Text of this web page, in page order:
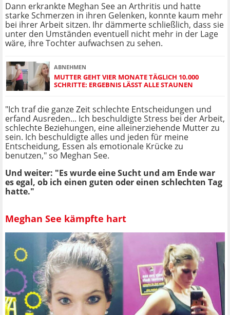
Dann erkrankte Meghan See an Arthritis und hatte
starke Schmerzen in ihren Gelenken, konnte kaum mehr
bei ihrer Arbeit sitzen. Ihr dämmerte schließlich, dass sie
unter den Umständen eventuell nicht mehr in der Lage
wäre, ihre Tochter aufwachsen zu sehen.
ABNEHMEN
MUTTER GEHT VIER MONATE TÄGLICH 10.000
SCHRITTE: ERGEBNIS LÄSST ALLE STAUNEN
"Ich traf die ganze Zeit schlechte Entscheidungen und
erfand Ausreden... Ich beschuldigte Stress bei der Arbeit,
schlechte Beziehungen, eine alleinerziehende Mutter zu
sein. Ich beschuldigte alles und jeden für meine
Entscheidung, Essen als emotionale Krücke zu
benutzen," so Meghan See.
Und weiter: "Es wurde eine Sucht und am Ende war
es egal, ob ich einen guten oder einen schlechten Tag
hatte."
Meghan See kämpfte hart